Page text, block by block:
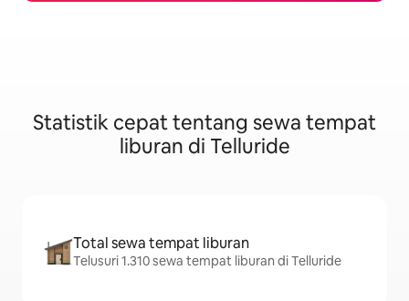
Statistik cepat tentang sewa tempat
liburan di Telluride
Total sewa tempat liburan
Telusuri 1.310 sewa tempat liburan di Telluride